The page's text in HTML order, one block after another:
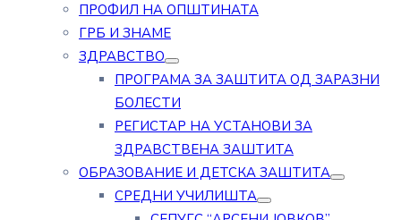
ПРОФИЛ НА ОПШТИНАТА
ГРБ И ЗНАМЕ
ЗДРАВСТВО
ПРОГРАМА ЗА ЗАШТИТА ОД ЗАРАЗНИ
БОЛЕСТИ
РЕГИСТАР НА УСТАНОВИ ЗА
ЗДРАВСТВЕНА ЗАШТИТА
ОБРАЗОВАНИЕ И ДЕТСКА ЗАШТИТА
СРЕДНИ УЧИЛИШТА